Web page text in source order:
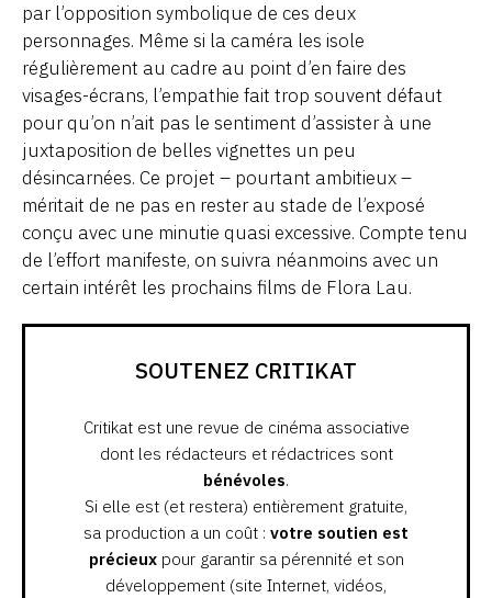
par l’opposition symbolique de ces deux
personnages. Même si la caméra les isole
régulièrement au cadre au point d’en faire des
visages-écrans, l’empathie fait trop souvent défaut
pour qu’on n’ait pas le sentiment d’assister à une
juxtaposition de belles vignettes un peu
désincarnées. Ce projet – pourtant ambitieux –
méritait de ne pas en rester au stade de l’exposé
conçu avec une minutie quasi excessive. Compte tenu
de l’effort manifeste, on suivra néanmoins avec un
certain intérêt les prochains films de Flora Lau.
SOUTENEZ CRITIKAT
Critikat est une revue de cinéma associative
dont les rédacteurs et rédactrices sont
bénévoles.
Si elle est (et restera) entièrement gratuite,
sa production a un coût : votre soutien est
précieuxpour garantir sa pérennité et son
développement (site Internet, vidéos,